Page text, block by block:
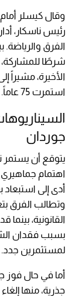
وقال كيسلر
رئيس ناسكار،
الفرق والرياضة.
شرطًا للمشاركة،
الأخيرة،
استمرت 75 عاماً.
جوردان
يتوقع أن
اهتمام
أدى إلى
وتطالب الفرق
بسبب فقدان
لمستثمرين جدد.
أما في حال فوز
جذرية، منها